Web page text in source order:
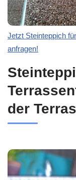
Jetzt Steinteppich
anfragen!
der